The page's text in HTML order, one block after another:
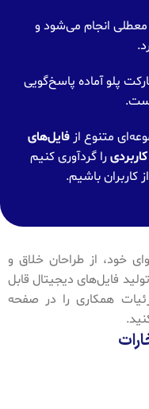
انجام می‌شود و
پلو آماده پاسخ‌گویی
متنوع از فایل‌های
را گردآوری کنیم
کاربران باشیم.
خود، از طراحان خلاق و
فایل‌های دیجیتال قابل
همکاری را در صفحه